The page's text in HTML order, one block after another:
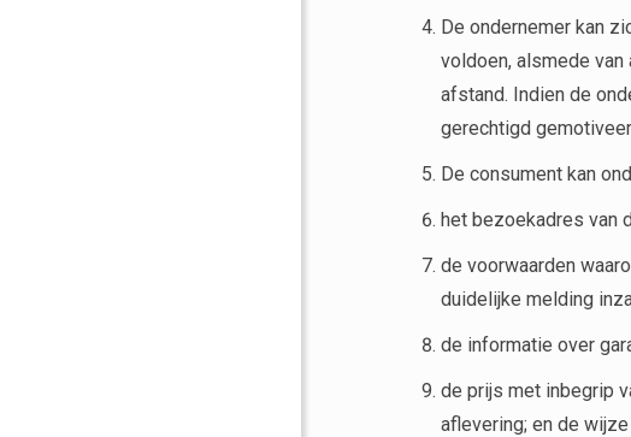
De ondernemer kan
voldoen, alsmede
afstand. Indien de
gerechtigd
De consument kan
het bezoekadres van
de voorwaarden
duidelijke melding
de informatie over
de prijs met inbegrip
aflevering; en de